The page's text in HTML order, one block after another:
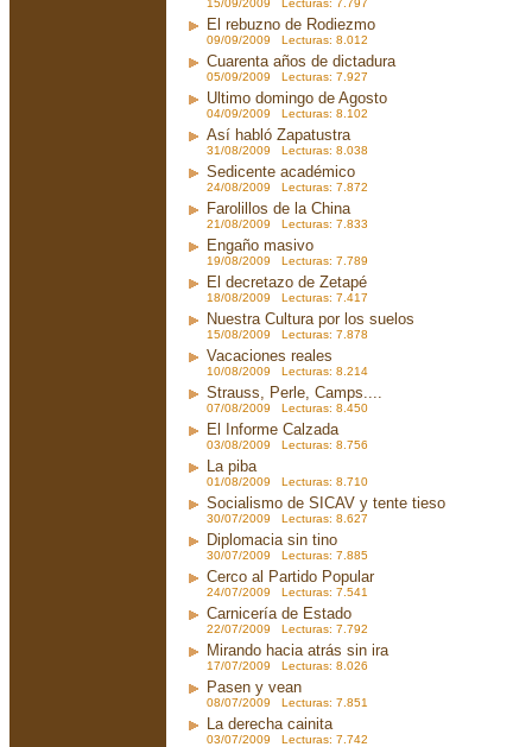
15/09/2009 Lecturas: 7.797
El rebuzno de Rodiezmo
09/09/2009 Lecturas: 8.012
Cuarenta años de dictadura
05/09/2009 Lecturas: 7.927
Ultimo domingo de Agosto
04/09/2009 Lecturas: 8.102
Así habló Zapatustra
31/08/2009 Lecturas: 8.038
Sedicente académico
24/08/2009 Lecturas: 7.872
Farolillos de la China
21/08/2009 Lecturas: 7.833
Engaño masivo
19/08/2009 Lecturas: 7.789
El decretazo de Zetapé
18/08/2009 Lecturas: 7.417
Nuestra Cultura por los suelos
15/08/2009 Lecturas: 7.878
Vacaciones reales
10/08/2009 Lecturas: 8.214
Strauss, Perle, Camps....
07/08/2009 Lecturas: 8.450
El Informe Calzada
03/08/2009 Lecturas: 8.756
La piba
01/08/2009 Lecturas: 8.710
Socialismo de SICAV y tente tieso
30/07/2009 Lecturas: 8.627
Diplomacia sin tino
30/07/2009 Lecturas: 7.885
Cerco al Partido Popular
24/07/2009 Lecturas: 7.541
Carnicería de Estado
22/07/2009 Lecturas: 7.792
Mirando hacia atrás sin ira
17/07/2009 Lecturas: 8.026
Pasen y vean
08/07/2009 Lecturas: 7.851
La derecha cainita
03/07/2009 Lecturas: 7.742